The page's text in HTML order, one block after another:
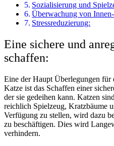
Sozialisierung und
Überwachung von
Stressreduzierung:
Eine sichere und
schaffen:
Eine der Haupt Überlegungen für
Katze ist das Schaffen einer
der sie gedeihen kann. Katzen
reichlich Spielzeug, Kratzbäume
Verfügung zu stellen, wird dazu
zu beschäftigen. Dies wird
verhindern.